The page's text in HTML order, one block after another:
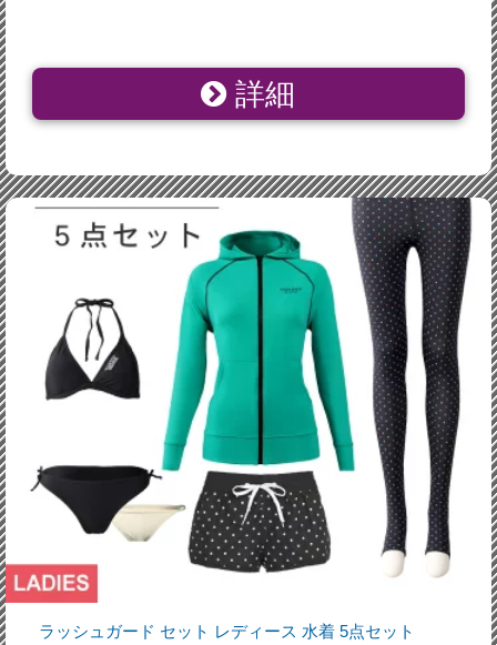
詳細
ラッシュガード セット レディース 水着 5点セット